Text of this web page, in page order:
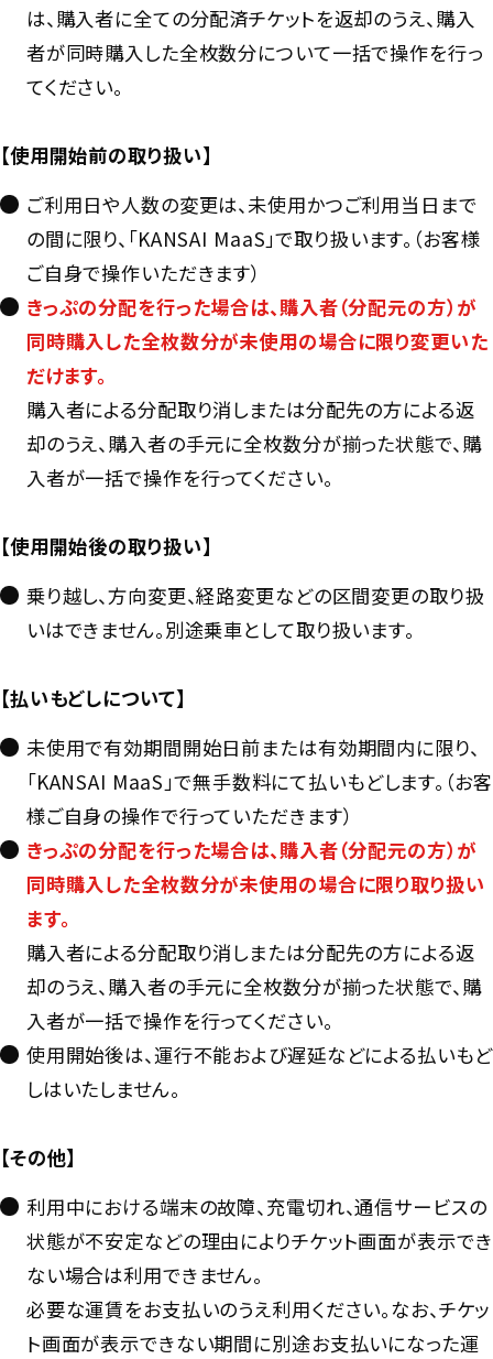
は、購入者に全ての分配済チケットを返却のうえ、購入
者が同時購入した全枚数分について一括で操作を行っ
てください。
【使用開始前の取り扱い】
ご利用日や人数の変更は、未使用かつご利用当日まで
の間に限り、「KANSAI MaaS」で取り扱います。（お客様
ご自身で操作いただきます）
きっぷの分配を行った場合は、購入者（分配元の方）が
同時購入した全枚数分が未使用の場合に限り変更いた
だけます。
購入者による分配取り消しまたは分配先の方による返
却のうえ、購入者の手元に全枚数分が揃った状態で、購
入者が一括で操作を行ってください。
【使用開始後の取り扱い】
乗り越し、方向変更、経路変更などの区間変更の取り扱
いはできません。別途乗車として取り扱います。
【払いもどしについて】
未使用で有効期間開始日前または有効期間内に限り、
「KANSAI MaaS」で無手数料にて払いもどします。（お客
様ご自身の操作で行っていただきます）
きっぷの分配を行った場合は、購入者（分配元の方）が
同時購入した全枚数分が未使用の場合に限り取り扱い
ます。
購入者による分配取り消しまたは分配先の方による返
却のうえ、購入者の手元に全枚数分が揃った状態で、購
入者が一括で操作を行ってください。
使用開始後は、運行不能および遅延などによる払いもど
しはいたしません。
【その他】
利用中における端末の故障、充電切れ、通信サービスの
状態が不安定などの理由によりチケット画面が表示でき
ない場合は利用できません。
必要な運賃をお支払いのうえ利用ください。なお、チケッ
ト画面が表示できない期間に別途お支払いになった運